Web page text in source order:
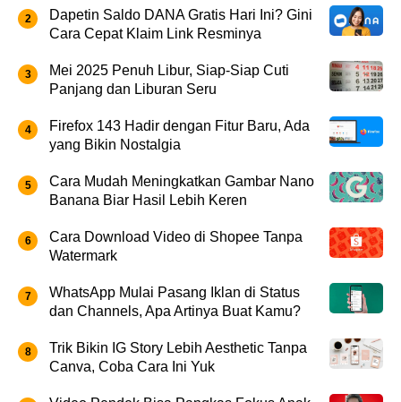
Dapetin Saldo DANA Gratis Hari Ini? Gini
Cara Cepat Klaim Link Resminya
Mei 2025 Penuh Libur, Siap-Siap Cuti
Panjang dan Liburan Seru
Firefox 143 Hadir dengan Fitur Baru, Ada
yang Bikin Nostalgia
Cara Mudah Meningkatkan Gambar Nano
Banana Biar Hasil Lebih Keren
Cara Download Video di Shopee Tanpa
Watermark
WhatsApp Mulai Pasang Iklan di Status
dan Channels, Apa Artinya Buat Kamu?
Trik Bikin IG Story Lebih Aesthetic Tanpa
Canva, Coba Cara Ini Yuk